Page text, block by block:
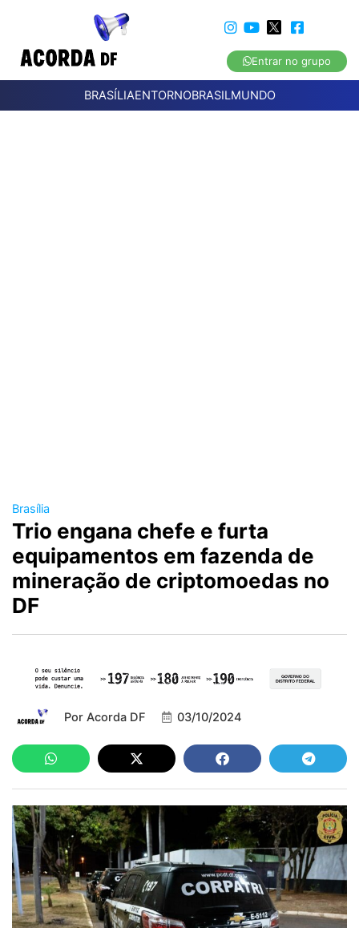
Entrar no grupo
BRASÍLIAENTORNOBRASILMUNDO
Brasília
Trio engana chefe e furta
equipamentos em fazenda de
mineração de criptomoedas no
DF
Por Acorda DF 03/10/2024